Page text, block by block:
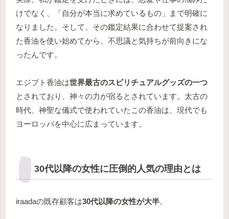
けでなく、「自分が本当に求めているもの」まで明確に
なりました。そして、その鑑定結果に合わせて提案され
た香油を使い始めてから、不思議と気持ちが前向きにな
ったんです。
エジプト香油は世界最古のスピリチュアルグッズの一つ
とされており、神々の力が宿るとされています。太古の
時代、神聖な儀式で使われていたこの香油は、現代でも
ヨーロッパを中心に広まっています。
30代以降の女性に圧倒的人気の理由とは
iraadaの既存顧客は30代以降の女性が大半。